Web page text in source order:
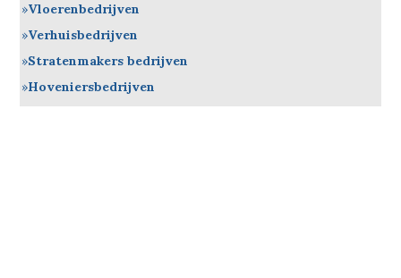
Vloerenbedrijven
Verhuisbedrijven
Stratenmakers bedrijven
Hoveniersbedrijven